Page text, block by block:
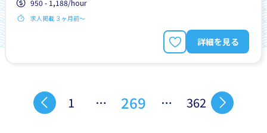
950 - 1,188/hour
求人掲載 ３ヶ月前〜
詳細を見る
1 … 269 … 362